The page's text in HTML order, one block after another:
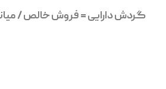
گردش دارایی = فروش خالص /